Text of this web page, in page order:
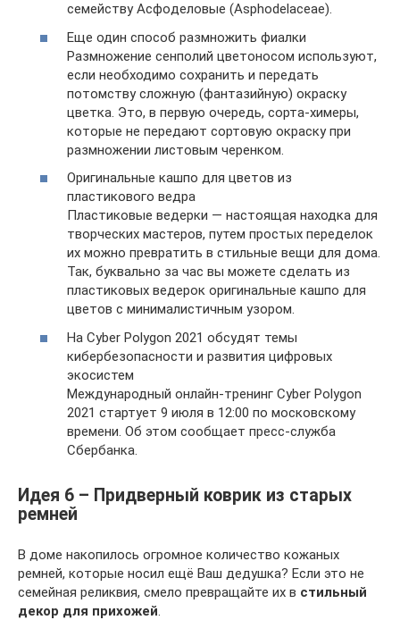
семейству Асфoделoвые (Asphodelaceae).
Еще один способ размножить фиалки
Размножение сенполий цветоносом используют,
если необходимо сохранить и передать
потомству сложную (фантазийную) окраску
цветка. Это, в первую очередь, сорта-химеры,
которые не передают сортовую окраску при
размножении листовым черенком.
Оригинальные кашпо для цветов из
пластикового ведра
Пластиковые ведерки — настоящая находка для
творческих мастеров, путем простых переделок
их можно превратить в стильные вещи для дома.
Так, буквально за час вы можете сделать из
пластиковых ведерок оригинальные кашпо для
цветов с минималистичным узором.
На Cyber Polygon 2021 обсудят темы
кибербезопасности и развития цифровых
экосистем
Международный онлайн-тренинг Cyber Polygon
2021 стартует 9 июля в 12:00 по московскому
времени. Об этом сообщает пресс-служба
Сбербанка.
Идея 6 – Придверный коврик из старых
ремней
В доме накопилось огромное количество кожаных
ремней, которые носил ещё Ваш дедушка? Если это не
семейная реликвия, смело превращайте их в стильный
декор для прихожей.